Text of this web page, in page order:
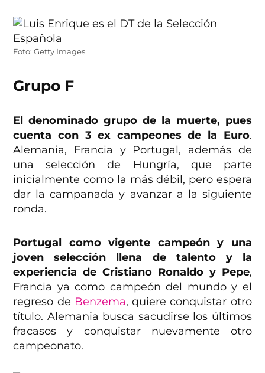
Foto: Getty Images
Grupo F
El denominado grupo de la muerte, pues
cuenta con 3 ex campeones de la Euro.
Alemania, Francia y Portugal, además de
una selección de Hungría, que parte
inicialmente como la más débil, pero espera
dar la campanada y avanzar a la siguiente
ronda.
Portugal como vigente campeón y una
joven selección llena de talento y la
experiencia de Cristiano Ronaldo y Pepe,
Francia ya como campeón del mundo y el
regreso de Benzema, quiere conquistar otro
título. Alemania busca sacudirse los últimos
fracasos y conquistar nuevamente otro
campeonato.